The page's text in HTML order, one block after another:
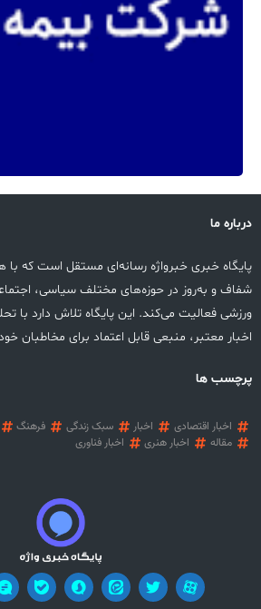
درباره ما
پایگاه خبری خبرواژه رسانه‌ای مستقل است که با
شفاف و به‌روز در حوزه‌های مختلف سیاسی،
ورزشی فعالیت می‌کند. این پایگاه تلاش دارد با
اخبار معتبر، منبعی قابل اعتماد برای مخاطبان
پرچسب ها
اخبار اقتصادی اخبار سبک زندگی فرهنگ
مقاله
اخبار هنری اخبار فناوری